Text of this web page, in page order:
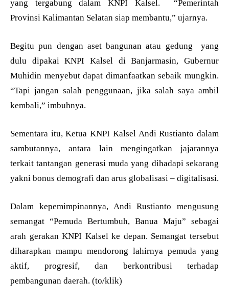
yang tergabung dalam KNPI Kalsel. “Pemerintah
Provinsi Kalimantan Selatan siap membantu,” ujarnya.
Begitu pun dengan aset bangunan atau gedung yang
dulu dipakai KNPI Kalsel di Banjarmasin, Gubernur
Muhidin menyebut dapat dimanfaatkan sebaik mungkin.
“Tapi jangan salah penggunaan, jika salah saya ambil
kembali,” imbuhnya.
Sementara itu, Ketua KNPI Kalsel Andi Rustianto dalam
sambutannya, antara lain mengingatkan jajarannya
terkait tantangan generasi muda yang dihadapi sekarang
yakni bonus demografi dan arus globalisasi – digitalisasi.
Dalam kepemimpinannya, Andi Rustianto mengusung
semangat “Pemuda Bertumbuh, Banua Maju” sebagai
arah gerakan KNPI Kalsel ke depan. Semangat tersebut
diharapkan mampu mendorong lahirnya pemuda yang
aktif, progresif, dan berkontribusi terhadap
pembangunan daerah. (to/klik)